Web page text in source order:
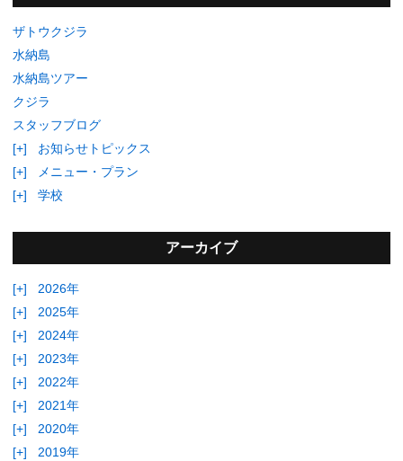
ザトウクジラ
水納島
水納島ツアー
クジラ
スタッフブログ
[+]
お知らせトピックス
[+]
メニュー・プラン
[+]
学校
アーカイブ
[+]
2026年
[+]
2025年
[+]
2024年
[+]
2023年
[+]
2022年
[+]
2021年
[+]
2020年
[+]
2019年